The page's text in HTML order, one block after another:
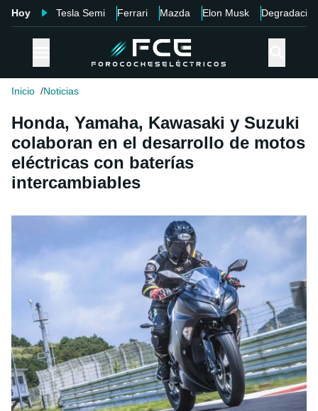
Hoy Tesla Semi Ferrari Mazda Elon Musk Degradación
Inicio Noticias
Honda, Yamaha, Kawasaki y Suzuki
colaboran en el desarrollo de motos
eléctricas con baterías
intercambiables